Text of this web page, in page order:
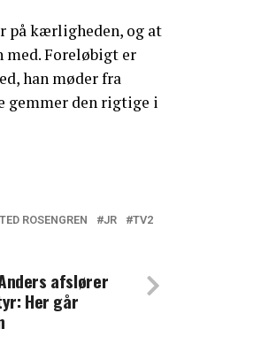
på kærligheden, og at
med. Foreløbigt er
han møder fra
gemmer den rigtige i
alle platforme
ROSENGREN JR TV2
afslører
Her går